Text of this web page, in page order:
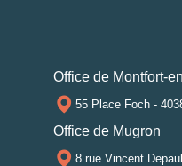
Office de Montfort-
55 Place Foch -
Office de Mugron
8 rue Vincent